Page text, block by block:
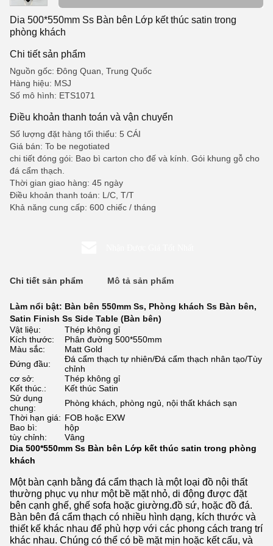
Dia 500*550mm Ss Bàn bên Lớp kết thúc satin trong
phòng khách
Chi tiết sản phẩm
Nguồn gốc: Đông Quan, Trung Quốc
Hàng hiệu: MSJ
Số mô hình: ETS1071
Điều khoản thanh toán và vận chuyển
Số lượng đặt hàng tối thiểu: 5 CÁI
Giá bán: To be negotiated
chi tiết đóng gói: Bao bì carton cho đế và kính. Gói khung gỗ cho
đá cẩm thạch.
Thời gian giao hàng: 45 ngày
Điều khoản thanh toán: L/C, T/T
Khả năng cung cấp: 600 chiếc / tháng
Chi tiết sản phẩm Mô tả sản phẩm
Làm nổi bật: Bàn bên 550mm Ss, Phòng khách Ss Bàn bên,
Satin Finish Ss Side Table (Bàn bên)
Vật liệu:
Thép không gỉ
Kích thước:
Phân đường 500*550mm
Màu sắc:
Matt Gold
Đứng đầu:
Đá cẩm thạch tự nhiên/Đá cẩm thạch nhân tạo/Tùy
chỉnh
cơ sở:
Thép không gỉ
Kết thúc.:
Kết thúc Satin
Sử dụng
chung:
Phòng khách, phòng ngủ, nội thất khách sạn
Thời hạn giá: FOB hoặc EXW
Bao bì:
hộp
tùy chỉnh:
Vâng
Dia 500*550mm Ss Bàn bên Lớp kết thúc satin trong phòng
khách
Một bàn cạnh bằng đá cẩm thạch là một loại đồ nội thất
thường phục vụ như một bề mặt nhỏ, di động được đặt
bên cạnh ghế, ghế sofa hoặc giường.đồ sứ, hoặc đồ đá.
Bàn bên đá cẩm thạch có nhiều hình dạng, kích thước và
thiết kế khác nhau để phù hợp với các phong cách trang trí
khác nhau. Chúng có thể có bề mặt mịn hoặc kết cấu, và